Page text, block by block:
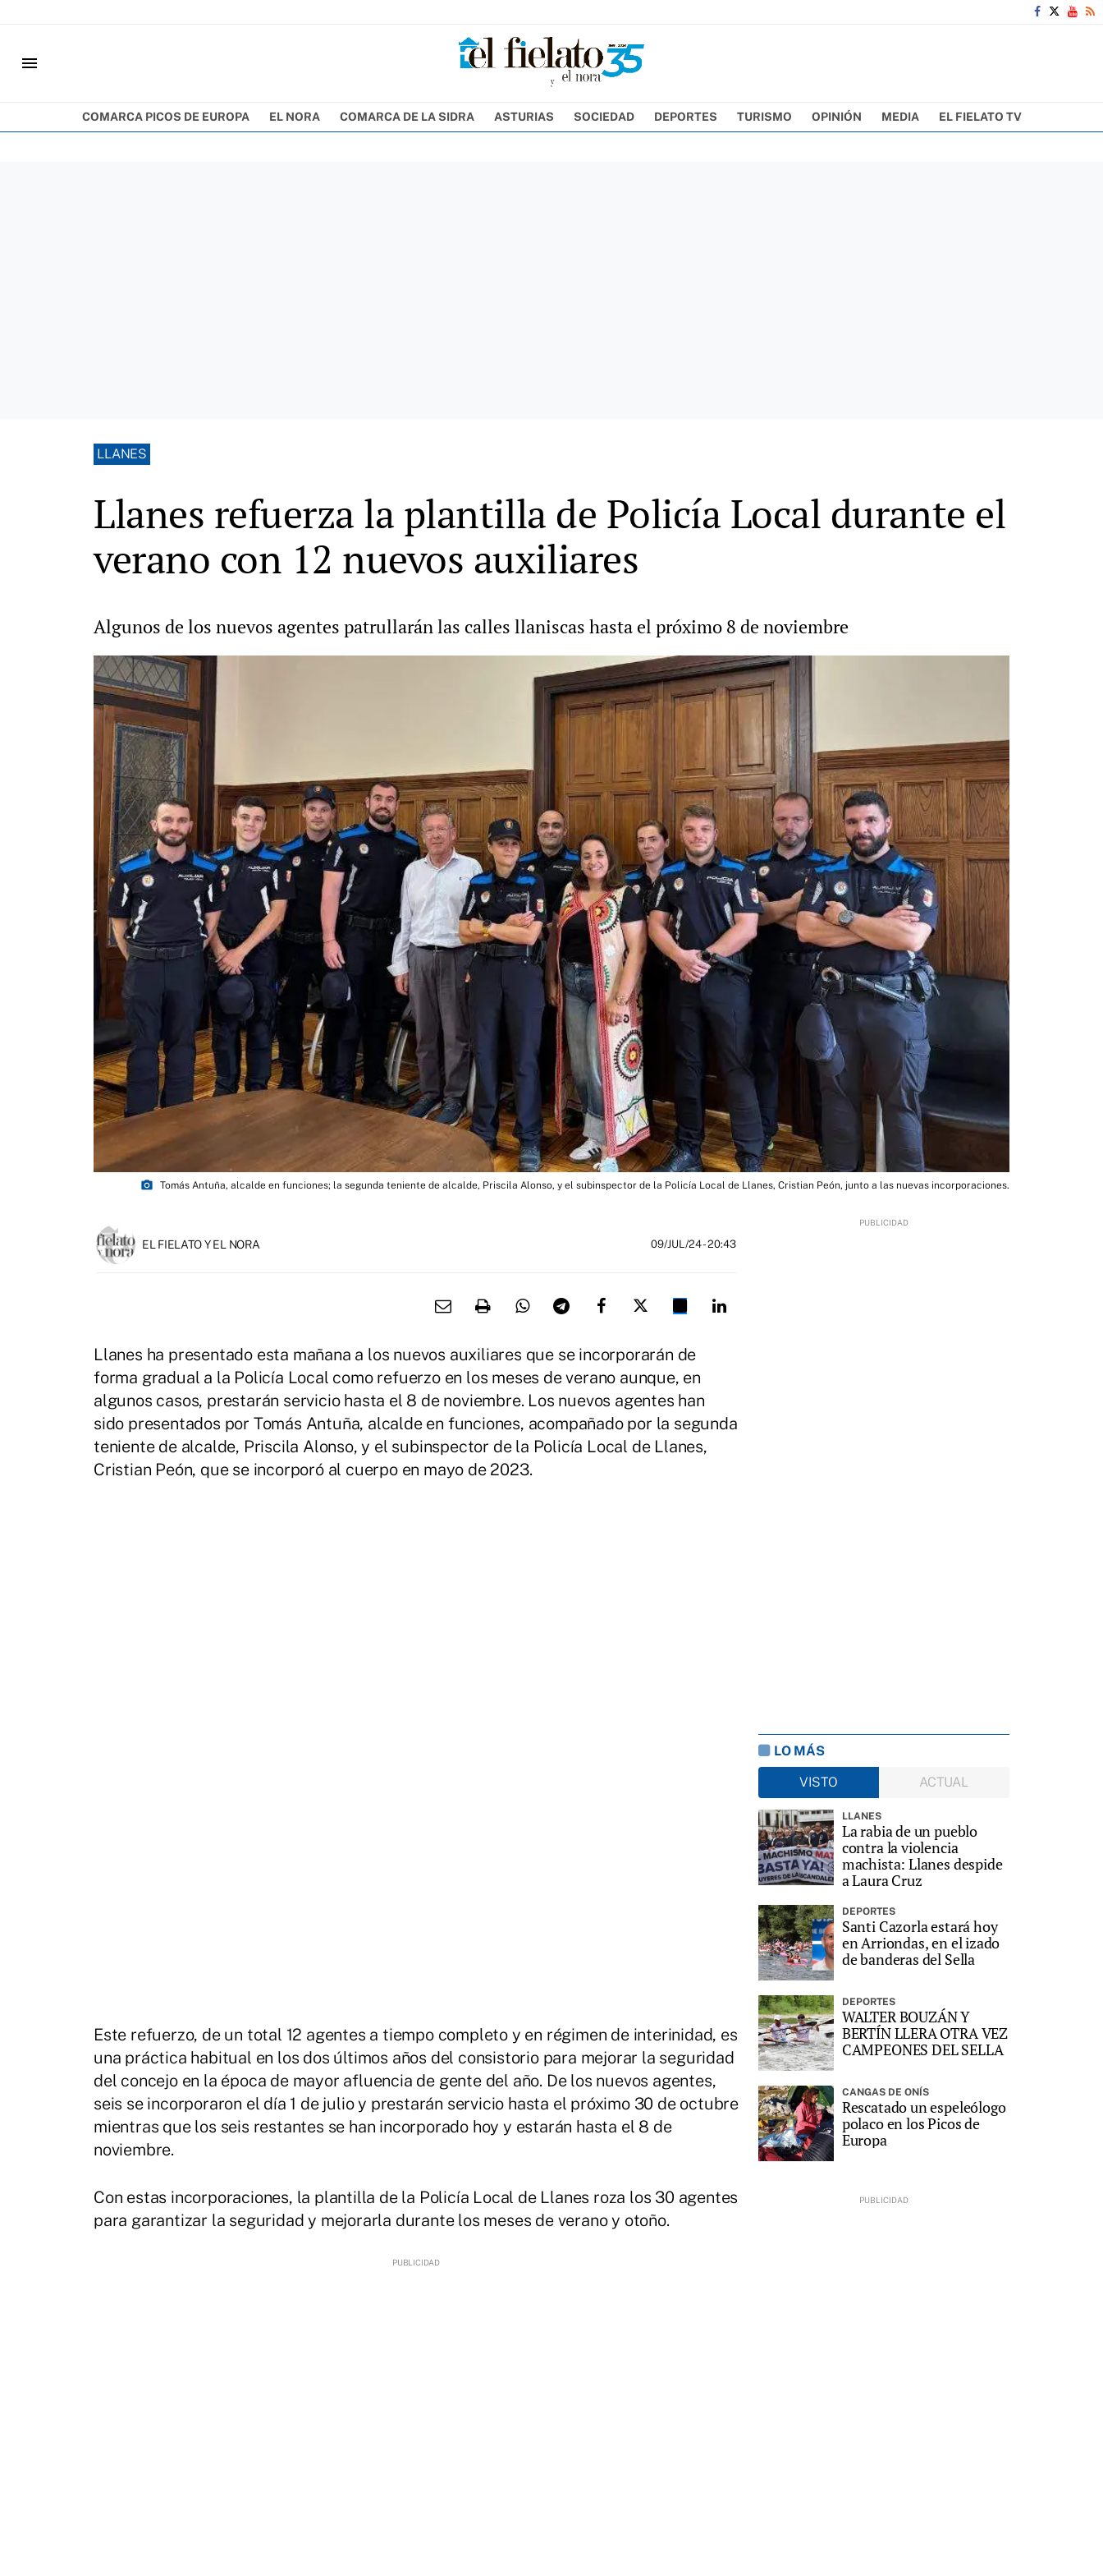
menu
COMARCA PICOS DE EUROPA EL NORA COMARCA DE LA SIDRA ASTURIAS SOCIEDAD DEPORTES TURISMO OPINIÓN MEDIA EL FIELATO TV
LLANES
Llanes refuerza la plantilla de Policía Local durante el
verano con 12 nuevos auxiliares
Algunos de los nuevos agentes patrullarán las calles llaniscas hasta el próximo 8 de noviembre
photo_camera Tomás Antuña, alcalde en funciones; la segunda teniente de alcalde, Priscila Alonso, y el subinspector de la Policía Local de Llanes, Cristian Peón, junto a las nuevas incorporaciones.
EL FIELATO Y EL NORA 09/JUL/24- 20:43
Llanes ha presentado esta mañana a los nuevos auxiliares que se incorporarán de
forma gradual a la Policía Local como refuerzo en los meses de verano aunque, en
algunos casos, prestarán servicio hasta el 8 de noviembre. Los nuevos agentes han
sido presentados por Tomás Antuña, alcalde en funciones, acompañado por la segunda
teniente de alcalde, Priscila Alonso, y el subinspector de la Policía Local de Llanes,
Cristian Peón, que se incorporó al cuerpo en mayo de 2023.
Este refuerzo, de un total 12 agentes a tiempo completo y en régimen de interinidad, es
una práctica habitual en los dos últimos años del consistorio para mejorar la seguridad
del concejo en la época de mayor afluencia de gente del año. De los nuevos agentes,
seis se incorporaron el día 1 de julio y prestarán servicio hasta el próximo 30 de octubre
mientras que los seis restantes se han incorporado hoy y estarán hasta el 8 de
noviembre.
Con estas incorporaciones, la plantilla de la Policía Local de Llanes roza los 30 agentes
para garantizar la seguridad y mejorarla durante los meses de verano y otoño.
LO MÁS
VISTO
ACTUAL
LLANES
La rabia de un pueblo
contra la violencia
machista: Llanes despide
a Laura Cruz
DEPORTES
Santi Cazorla estará hoy
en Arriondas, en el izado
de banderas del Sella
DEPORTES
WALTER BOUZÁN Y
BERTÍN LLERA OTRA VEZ
CAMPEONES DEL SELLA
CANGAS DE ONÍS
Rescatado un espeleólogo
polaco en los Picos de
Europa